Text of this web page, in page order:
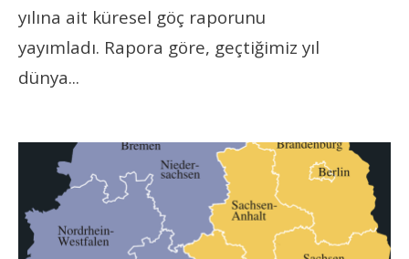
yılına ait küresel göç raporunu
yayımladı. Rapora göre, geçtiğimiz yıl
dünya...